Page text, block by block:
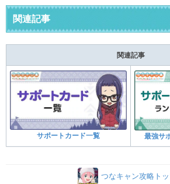
関連記事
関連記事
サポートカード一覧 最強サ
つなキャン攻略ト